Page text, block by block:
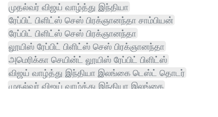
முதல்வர் விஜய் வாழ்த்து இந்தியா
ரேப்பிட் பிளிட்ஸ் செஸ் பிரக்ஞானந்தா சாம்பியன்
ரேப்பிட் பிளிட்ஸ் செஸ் பிரக்ஞானந்தா
லூயிஸ் ரேப்பிட் பிளிட்ஸ் செஸ் பிரக்ஞானந்தா
அமெரிக்கா செயின்ட் லூயிஸ் ரேப்பிட் பிளிட்ஸ்
விஜய் வாழ்த்து இந்தியா இலங்கை டெஸ்ட் தொடர்
முதல்வர் விஜய் வாழ்த்து இந்தியா இலங்கை